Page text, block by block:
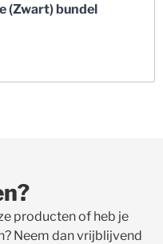
(Zwart) bundel
producten of heb je
Neem dan vrijblijvend